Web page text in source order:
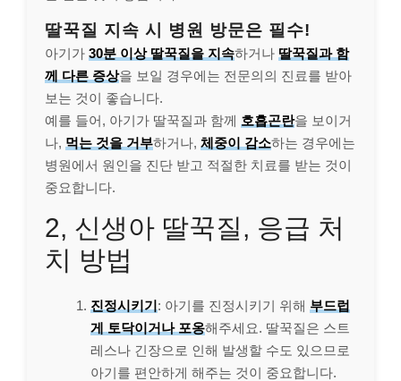
딸꾹질 지속 시 병원 방문은 필수!
아기가 30분 이상 딸꾹질을 지속하거나 딸꾹질과 함
께 다른 증상을 보일 경우에는 전문의의 진료를 받아
보는 것이 좋습니다.
예를 들어, 아기가 딸꾹질과 함께 호흡곤란을 보이거
나, 먹는 것을 거부하거나, 체중이 감소하는 경우에는
병원에서 원인을 진단 받고 적절한 치료를 받는 것이
중요합니다.
2, 신생아 딸꾹질, 응급 처
치 방법
진정시키기: 아기를 진정시키기 위해 부드럽
게 토닥이거나 포옹해주세요. 딸꾹질은 스트
레스나 긴장으로 인해 발생할 수도 있으므로
아기를 편안하게 해주는 것이 중요합니다.